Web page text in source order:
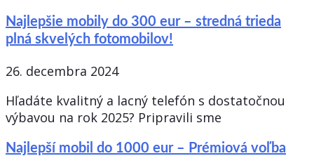
Najlepšie mobily do 300 eur – stredná trieda
plná skvelých fotomobilov!
26. decembra 2024
Hľadáte kvalitný a lacný telefón s dostatočnou
výbavou na rok 2025? Pripravili sme
Najlepší mobil do 1000 eur – Prémiová voľba